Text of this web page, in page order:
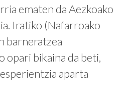
ematen da Aezkoako
Iratiko (Nafarroako
barneratzea
opari bikaina da beti,
aparta